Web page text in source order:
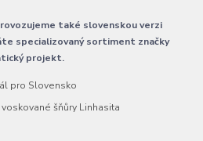
také slovenskou verzi
specializovaný sortiment značky
projekt.
pro Slovensko
šňůry Linhasita